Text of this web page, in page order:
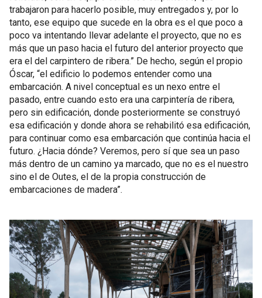
trabajaron para hacerlo posible, muy entregados y, por lo
tanto, ese equipo que sucede en la obra es el que poco a
poco va intentando llevar adelante el proyecto, que no es
más que un paso hacia el futuro del anterior proyecto que
era el del carpintero de ribera.” De hecho, según el propio
Óscar, “el edificio lo podemos entender como una
embarcación. A nivel conceptual es un nexo entre el
pasado, entre cuando esto era una carpintería de ribera,
pero sin edificación, donde posteriormente se construyó
esa edificación y donde ahora se rehabilitó esa edificación,
para continuar como esa embarcación que continúa hacia el
futuro. ¿Hacia dónde? Veremos, pero sí que sea un paso
más dentro de un camino ya marcado, que no es el nuestro
sino el de Outes, el de la propia construcción de
embarcaciones de madera”.